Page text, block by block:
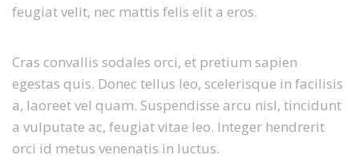
feugiat velit, nec mattis felis elit a eros.
Cras convallis sodales orci, et pretium sapien
egestas quis. Donec tellus leo, scelerisque in facilisis
a, laoreet vel quam. Suspendisse arcu nisl, tincidunt
a vulputate ac, feugiat vitae leo. Integer hendrerit
orci id metus venenatis in luctus.